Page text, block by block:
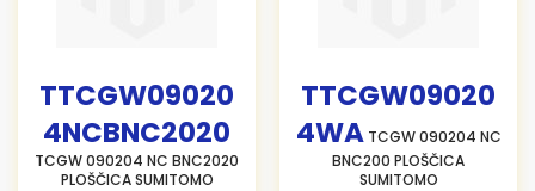
TTCGW09020
4NCBNC2020
TCGW 090204 NC BNC2020
PLOŠČICA SUMITOMO
TTCGW09020
4WATCGW 090204 NC
BNC200 PLOŠČICA
SUMITOMO